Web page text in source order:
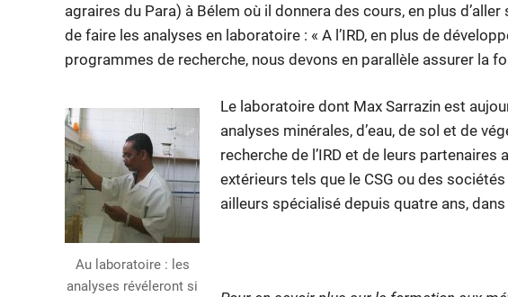
agraires du Para) à Bélem où il donnera des cours, en plus d’aller
de faire les analyses en laboratoire : « A l’IRD, en plus de
programmes de recherche, nous devons en parallèle assurer la
Au laboratoire : les
analyses révéleront si
Le laboratoire dont Max Sarrazin est
analyses minérales, d’eau, de sol et de
recherche de l’IRD et de leurs
extérieurs tels que le CSG ou des
ailleurs spécialisé depuis quatre ans,